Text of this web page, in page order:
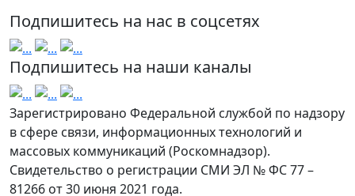
Подпишитесь на нас в соцсетях
Подпишитесь на наши каналы
Зарегистрировано Федеральной службой по надзору
в сфере связи, информационных технологий и
массовых коммуникаций (Роскомнадзор).
Свидетельство о регистрации СМИ ЭЛ № ФС 77 –
81266 от 30 июня 2021 года.